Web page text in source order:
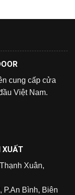
cung cấp cửa
Việt Nam.
XUẤT
Xuân,
Bình, Biên